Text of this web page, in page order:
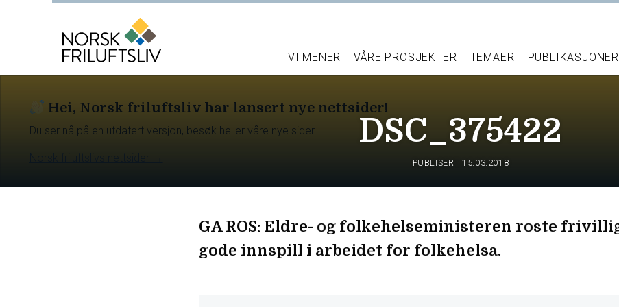
Hei, Norsk friluftsliv har lansert nye nettsider!
Du ser nå på en utdatert versjon, besøk heller våre nye sider.
VI MENER VÅRE PROSJEKTER TEMAER PUBLIKASJONER
DSC_375422
PUBLISERT 15.03.2018
GA ROS: Eldre- og folkehelseministeren roste
gode innspill i arbeidet for folkehelsa.